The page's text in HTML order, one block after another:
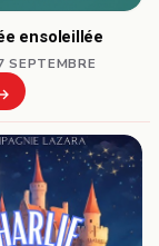
ensoleillée
SEPTEMBRE